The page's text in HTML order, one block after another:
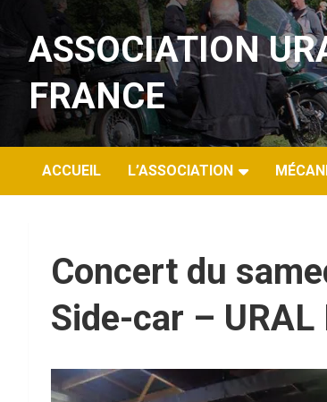
au
contenuASSOCIATION
FRANCE
ACCUEIL L’ASSOCIATION
Concert du
Side-car – URAL